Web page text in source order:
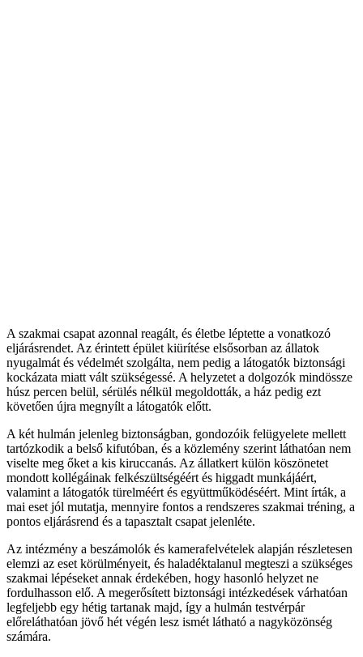
A szakmai csapat azonnal reagált, és életbe léptette a vonatkozó
eljárásrendet. Az érintett épület kiürítése elsősorban az állatok
nyugalmát és védelmét szolgálta, nem pedig a látogatók biztonsági
kockázata miatt vált szükségessé. A helyzetet a dolgozók mindössze
húsz percen belül, sérülés nélkül megoldották, a ház pedig ezt
követően újra megnyílt a látogatók előtt.
A két hulmán jelenleg biztonságban, gondozóik felügyelete mellett
tartózkodik a belső kifutóban, és a közlemény szerint láthatóan nem
viselte meg őket a kis kiruccanás. Az állatkert külön köszönetet
mondott kollégáinak felkészültségéért és higgadt munkájáért,
valamint a látogatók türelméért és együttműködéséért. Mint írták, a
mai eset jól mutatja, mennyire fontos a rendszeres szakmai tréning, a
pontos eljárásrend és a tapasztalt csapat jelenléte.
Az intézmény a beszámolók és kamerafelvételek alapján részletesen
elemzi az eset körülményeit, és haladéktalanul megteszi a szükséges
szakmai lépéseket annak érdekében, hogy hasonló helyzet ne
fordulhasson elő. A megerősített biztonsági intézkedések várhatóan
legfeljebb egy hétig tartanak majd, így a hulmán testvérpár
előreláthatóan jövő hét végén lesz ismét látható a nagyközönség
számára.